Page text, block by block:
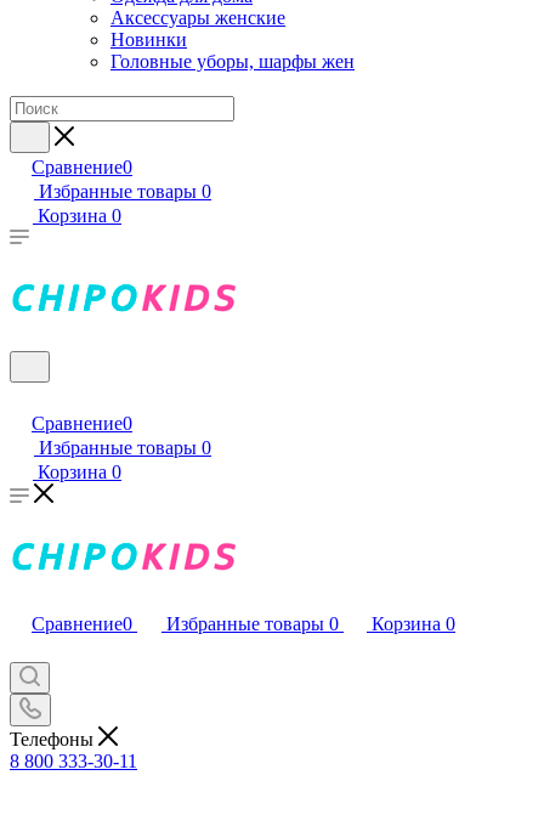
Аксессуары женские
Новинки
Головные уборы, шарфы жен
Сравнение0
Избранные товары 0
Корзина 0
Сравнение0
Избранные товары 0
Корзина 0
Сравнение0 Избранные товары 0 Корзина 0
Телефоны
8 800 333-30-11